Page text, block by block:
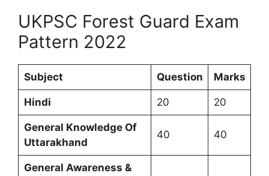
UKPSC Forest Guard Exam
Pattern 2022
Subject Question Marks
Hindi 20 20
General Knowledge Of
Uttarakhand
40 40
General Awareness &